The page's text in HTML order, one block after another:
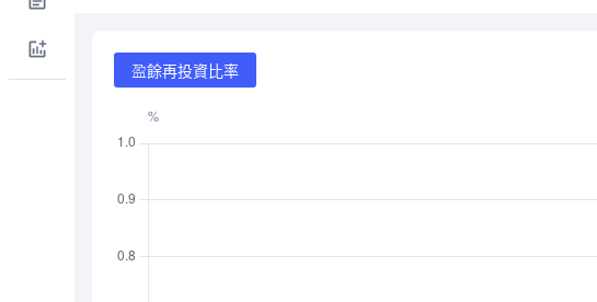
盈餘再投資比率